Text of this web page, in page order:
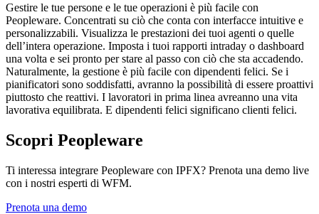
Gestire le tue persone e le tue operazioni è più facile con
Peopleware. Concentrati su ciò che conta con interfacce intuitive e
personalizzabili. Visualizza le prestazioni dei tuoi agenti o quelle
dell’intera operazione. Imposta i tuoi rapporti intraday o dashboard
una volta e sei pronto per stare al passo con ciò che sta accadendo.
Naturalmente, la gestione è più facile con dipendenti felici. Se i
pianificatori sono soddisfatti, avranno la possibilità di essere proattivi
piuttosto che reattivi. I lavoratori in prima linea avreanno una vita
lavorativa equilibrata. E dipendenti felici significano clienti felici.
Scopri Peopleware
Ti interessa integrare Peopleware con IPFX? Prenota una demo live
con i nostri esperti di WFM.
Prenota una demo